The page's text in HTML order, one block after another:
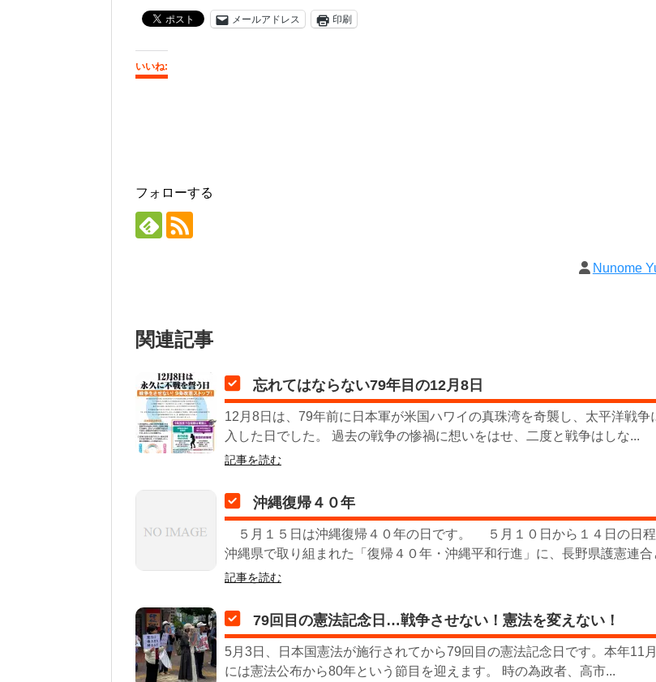
メールアドレス 印刷
いいね:
フォローする
Nunome
関連記事
忘れてはならない79年目の12月8日
12月8日は、79年前に日本軍が米国ハワイの真珠湾を奇襲し、太平洋戦争
入した日でした。 過去の戦争の惨禍に想いをはせ、二度と戦争はしな...
記事を読む
沖縄復帰４０年
５月１５日は沖縄復帰４０年の日です。 ５月１０日から１４日の日
沖縄県で取り組まれた「復帰４０年・沖縄平和行進」に、長野県護憲連合
記事を読む
79回目の憲法記念日…戦争させない！憲法を変えない！
5月3日、日本国憲法が施行されてから79回目の憲法記念日です。本年11
には憲法公布から80年という節目を迎えます。 時の為政者、高市...